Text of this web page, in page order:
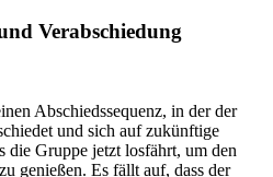
Verabschiedung
Abschiedssequenz, in der der
und sich auf zukünftige
die Gruppe jetzt losfährt, um den
genießen. Es fällt auf, dass der